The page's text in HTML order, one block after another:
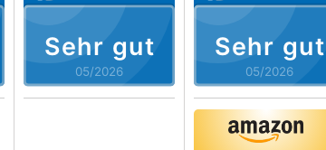
Sehr gut
05/2026
Sehr gut
05/2026